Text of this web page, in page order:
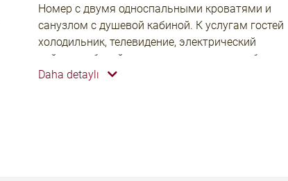
Номер с двумя односпальными кроватями и
санузлом с душевой кабиной. К услугам гостей
холодильник, телевидение, электрический
чайник, рабочий стол, прикроватные тумбы,
шкаф и бесплатный интернет по Wi-Fi. В номерах
Daha detaylı